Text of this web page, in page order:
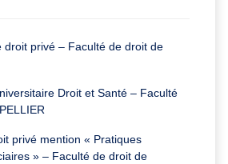
droit privé – Faculté de droit de
Droit et Santé – Faculté
privé mention « Pratiques
» – Faculté de droit de